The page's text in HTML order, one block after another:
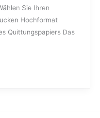
Sie Ihren
Hochformat
Quittungspapiers Das